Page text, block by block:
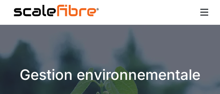
Gestion environnementale